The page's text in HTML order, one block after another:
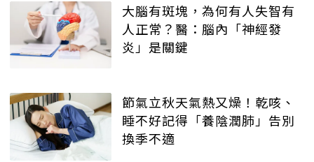
大腦有斑塊，為何有人失智有
人正常？醫：腦內「神經發
炎」是關鍵
節氣立秋天氣熱又燥！乾咳、
睡不好記得「養陰潤肺」告別
換季不適